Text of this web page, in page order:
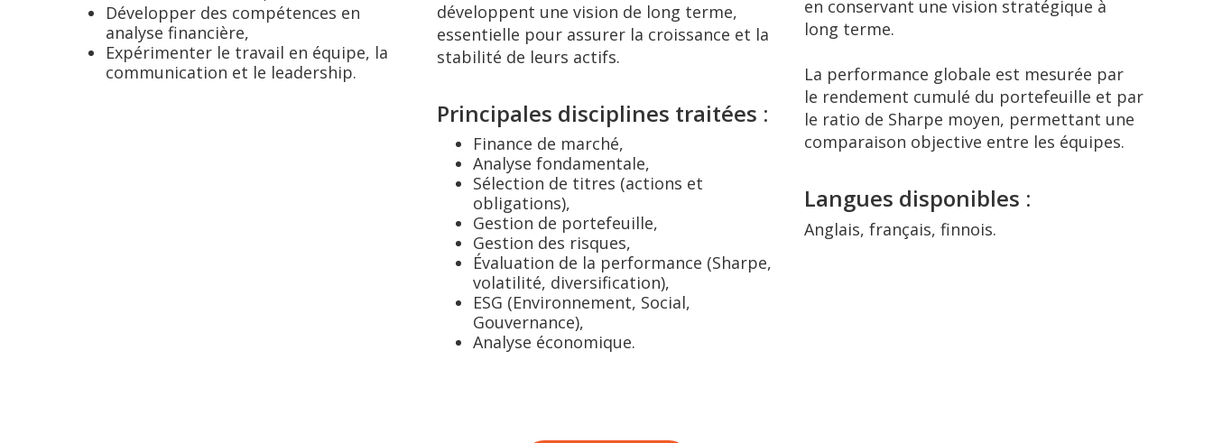
Développer des compétences en
analyse financière,
Expérimenter le travail en équipe, la
communication et le leadership.
développent une vision de long terme,
essentielle pour assurer la croissance et la
stabilité de leurs actifs.
Principales disciplines traitées :
Finance de marché,
Analyse fondamentale,
Sélection de titres (actions et
obligations),
Gestion de portefeuille,
Gestion des risques,
Évaluation de la performance (Sharpe,
volatilité, diversification),
ESG (Environnement, Social,
Gouvernance),
Analyse économique.
en conservant une vision stratégique à
long terme.
La performance globale est mesurée par
le rendement cumulé du portefeuille et par
le ratio de Sharpe moyen, permettant une
comparaison objective entre les équipes.
Langues disponibles :
Anglais, français, finnois.